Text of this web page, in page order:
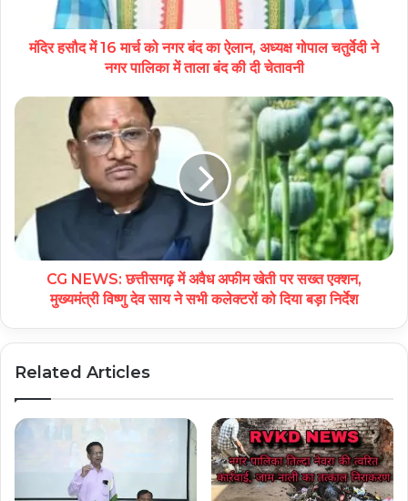
मंदिर हसौद में 16 मार्च को नगर बंद का ऐलान, अध्यक्ष गोपाल चतुर्वेदी ने
नगर पालिका में ताला बंद की दी चेतावनी
CG NEWS: छत्तीसगढ़ में अवैध अफीम खेती पर सख्त एक्शन,
मुख्यमंत्री विष्णु देव साय ने सभी कलेक्टरों को दिया बड़ा निर्देश
Related Articles